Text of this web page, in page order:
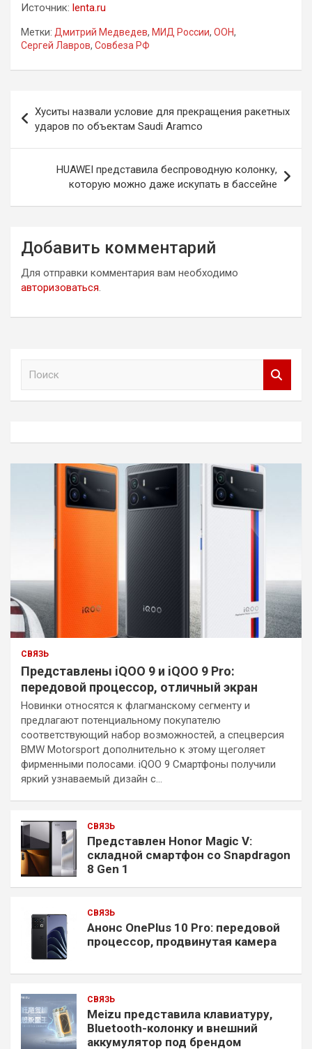
Источник: lenta.ru
Метки: Дмитрий Медведев, МИД России, ООН,
Сергей Лавров, Совбеза РФ
по
записям
Хуситы назвали условие для прекращения ракетных
ударов по объектам Saudi Aramco
HUAWEI представила беспроводную колонку,
которую можно даже искупать в бассейне
Добавить комментарий
Для отправки комментария вам необходимо
авторизоваться
СВЯЗЬ
Представлены iQOO 9 и iQOO 9 Pro:
передовой процессор, отличный экран
Новинки относятся к флагманскому сегменту и
предлагают потенциальному покупателю
соответствующий набор возможностей, а спецверсия
BMW Motorsport дополнительно к этому щеголяет
фирменными полосами. iQOO 9 Смартфоны получили
яркий узнаваемый дизайн с…
СВЯЗЬ
Представлен Honor Magic V:
складной смартфон со Snapdragon
8 Gen 1
СВЯЗЬ
Анонс OnePlus 10 Pro: передовой
процессор, продвинутая камера
СВЯЗЬ
Meizu представила клавиатуру,
Bluetooth-колонку и внешний
аккумулятор под брендом